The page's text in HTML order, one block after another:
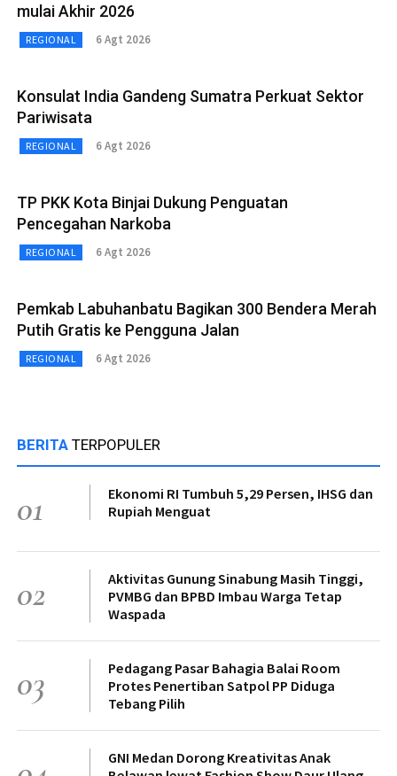
mulai Akhir 2026
REGIONAL 6 Agt 2026
Konsulat India Gandeng Sumatra Perkuat Sektor
Pariwisata
REGIONAL 6 Agt 2026
TP PKK Kota Binjai Dukung Penguatan
Pencegahan Narkoba
REGIONAL 6 Agt 2026
Pemkab Labuhanbatu Bagikan 300 Bendera Merah
Putih Gratis ke Pengguna Jalan
REGIONAL 6 Agt 2026
BERITA TERPOPULER
01
Ekonomi RI Tumbuh 5,29 Persen, IHSG dan
Rupiah Menguat
02
Aktivitas Gunung Sinabung Masih Tinggi,
PVMBG dan BPBD Imbau Warga Tetap
Waspada
03
Pedagang Pasar Bahagia Balai Room
Protes Penertiban Satpol PP Diduga
Tebang Pilih
GNI Medan Dorong Kreativitas Anak